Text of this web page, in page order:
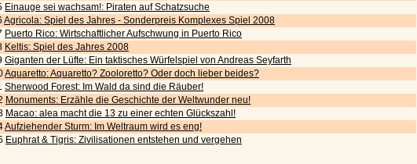
Einauge sei wachsam!: Piraten auf Schatzsuche
Agricola: Spiel des Jahres - Sonderpreis Komplexes Spiel 2008
Puerto Rico: Wirtschaftlicher Aufschwung in Puerto Rico
Keltis: Spiel des Jahres 2008
Giganten der Lüfte: Ein taktisches Würfelspiel von Andreas Seyfarth
Aquaretto: Aquaretto? Zooloretto? Oder doch lieber beides?
Sherwood Forest: Im Wald da sind die Räuber!
Monuments: Erzähle die Geschichte der Weltwunder neu!
Macao: alea macht die 13 zu einer echten Glückszahl!
Aufziehender Sturm: Im Weltraum wird es eng!
Euphrat & Tigris: Zivilisationen entstehen und vergehen